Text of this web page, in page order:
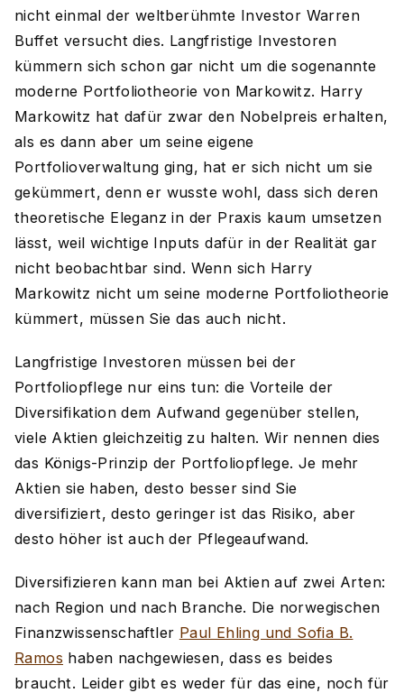
nicht einmal der weltberühmte Investor Warren
Buffet versucht dies. Langfristige Investoren
kümmern sich schon gar nicht um die sogenannte
moderne Portfoliotheorie von Markowitz. Harry
Markowitz hat dafür zwar den Nobelpreis erhalten,
als es dann aber um seine eigene
Portfolioverwaltung ging, hat er sich nicht um sie
gekümmert, denn er wusste wohl, dass sich deren
theoretische Eleganz in der Praxis kaum umsetzen
lässt, weil wichtige Inputs dafür in der Realität gar
nicht beobachtbar sind. Wenn sich Harry
Markowitz nicht um seine moderne Portfoliotheorie
kümmert, müssen Sie das auch nicht.
Langfristige Investoren müssen bei der
Portfoliopflege nur eins tun: die Vorteile der
Diversifikation dem Aufwand gegenüber stellen,
viele Aktien gleichzeitig zu halten. Wir nennen dies
das Königs-Prinzip der Portfoliopflege. Je mehr
Aktien sie haben, desto besser sind Sie
diversifiziert, desto geringer ist das Risiko, aber
desto höher ist auch der Pflegeaufwand.
Diversifizieren kann man bei Aktien auf zwei Arten:
nach Region und nach Branche. Die norwegischen
Finanzwissenschaftler Paul Ehling und Sofia B.
Ramos haben nachgewiesen, dass es beides
braucht. Leider gibt es weder für das eine, noch für